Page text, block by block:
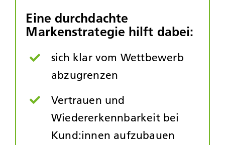
Eine durchdachte
Markenstrategie hilft dabei:
sich klar vom Wettbewerb
abzugrenzen
Vertrauen und
Wiedererkennbarkeit bei
Kund:innen aufzubauen